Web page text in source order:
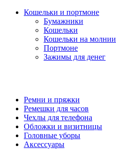
Кошельки и портмоне
Бумажники
Кошельки
Кошельки на молнии
Портмоне
Зажимы для денег
Ремни и пряжки
Ремешки для часов
Чехлы для телефона
Обложки и визитницы
Головные уборы
Аксессуары